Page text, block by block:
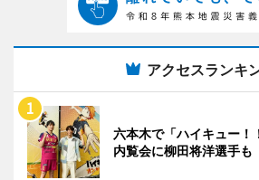
アクセスランキ
六本木で「ハイキュー
内覧会に柳田将洋選手も